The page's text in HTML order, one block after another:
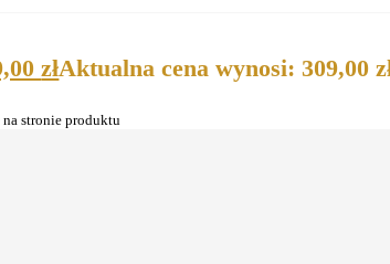
złAktualna cena wynosi: 309,00
na stronie produktu